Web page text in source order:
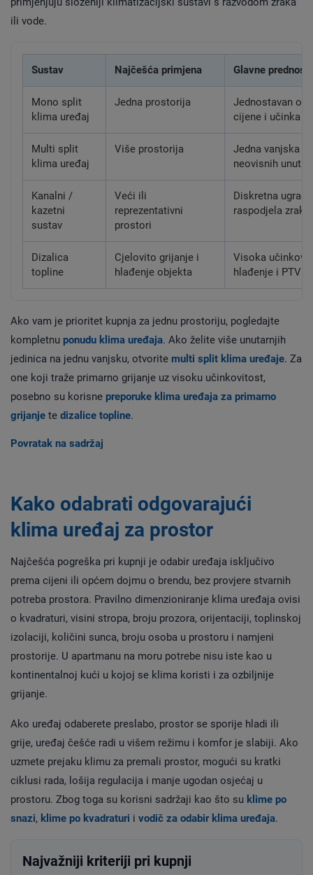
ili vode.
Sustav Najčešća primjena Glavne prednosti
Mono split
klima uređaj
Jedna prostorija
Jednostavan
cijene i učinka
Multi split
klima uređaj
Više prostorija
Jedna vanjska
neovisnih
Kanalni /
kazetni
sustav
Veći ili
reprezentativni
prostori
Diskretna
raspodjela zraka
Dizalica
topline
Cjelovito grijanje i
hlađenje objekta
Visoka
hlađenje i PTV
Ako vam je prioritet kupnja za jednu prostoriju, pogledajte
kompletnu ponudu klima uređaja. Ako želite više unutarnjih
jedinica na jednu vanjsku, otvorite multi split klima uređaje. Za
one koji traže primarno grijanje uz visoku učinkovitost,
posebno su korisne preporuke klima uređaja za primarno
grijanje te dizalice topline.
Povratak na sadržaj
Kako odabrati odgovarajući
klima uređaj za prostor
Najčešća pogreška pri kupnji je odabir uređaja isključivo
prema cijeni ili općem dojmu o brendu, bez provjere stvarnih
potreba prostora. Pravilno dimenzioniranje klima uređaja ovisi
o kvadraturi, visini stropa, broju prozora, orijentaciji, toplinskoj
izolaciji, količini sunca, broju osoba u prostoru i namjeni
prostorije. U apartmanu na moru potrebe nisu iste kao u
kontinentalnoj kući u kojoj se klima koristi i za ozbiljnije
grijanje.
Ako uređaj odaberete preslabo, prostor se sporije hladi ili
grije, uređaj češće radi u višem režimu i komfor je slabiji. Ako
uzmete prejaku klimu za premali prostor, mogući su kratki
ciklusi rada, lošija regulacija i manje ugodan osjećaj u
prostoru. Zbog toga su korisni sadržaji kao što su klime po
snazi, klime po kvadraturi i vodič za odabir klima uređaja.
Najvažniji kriteriji pri kupnji